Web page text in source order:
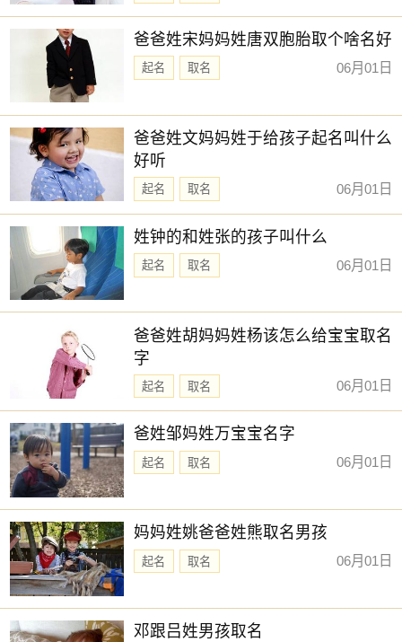
【乐川】 【潮鸣】 【灵杰】 【卓远】
【墨林】 【旭辰】 【亦洋】 【易宇】
【日晞】 【深星】 【承熙】 【嘉谦】
赐子好名，能伴子一生。想给宝宝取一个好名字吗？选
择下方的【宝宝起名】，为孩子起一个吉利的好名字吧。
爸爸姓宋妈妈姓唐双胞胎取个啥名好
起名 取名 06月01日
爸爸姓文妈妈姓于给孩子起名叫什么
好听
起名 取名 06月01日
姓钟的和姓张的孩子叫什么
起名 取名 06月01日
爸爸姓胡妈妈姓杨该怎么给宝宝取名
字
起名 取名 06月01日
爸姓邹妈姓万宝宝名字
起名 取名 06月01日
妈妈姓姚爸爸姓熊取名男孩
起名 取名 06月01日
邓跟吕姓男孩取名